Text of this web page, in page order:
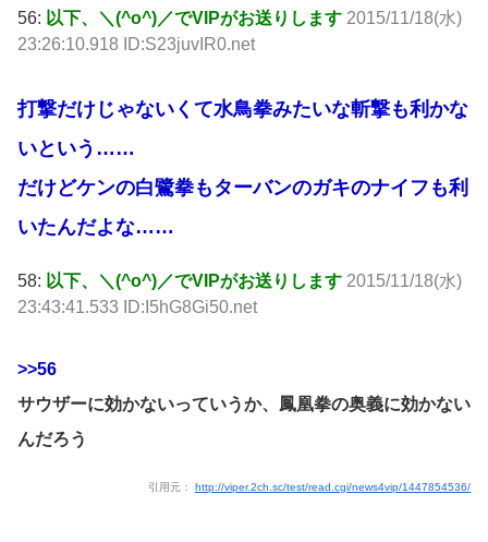
56: 以下、＼(^o^)／でVIPがお送りします 2015/11/18(水)
23:26:10.918 ID:S23juvIR0.net
打撃だけじゃないくて水鳥拳みたいな斬撃も利かな
いという……
だけどケンの白鷺拳もターバンのガキのナイフも利
いたんだよな……
58: 以下、＼(^o^)／でVIPがお送りします 2015/11/18(水)
23:43:41.533 ID:I5hG8Gi50.net
>>56
サウザーに効かないっていうか、鳳凰拳の奥義に効かない
んだろう
引用元： http://viper.2ch.sc/test/read.cgi/news4vip/1447854536/